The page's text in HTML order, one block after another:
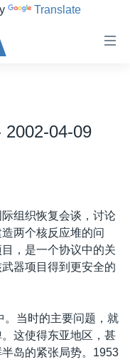
Translate
04-09
组织恢复会谈，讨论
两个核反应堆的问
，是一个协议中的关
器项目得到更安全的
。当时的主要问题，就
这使得东亚地区，甚
岛的紧张局势。1953